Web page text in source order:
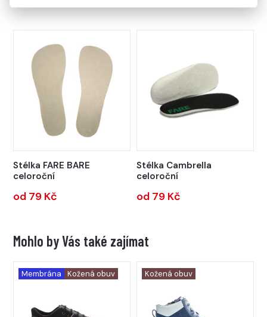
Stélka FARE BARE
celoroční
od 79 Kč
Stélka Cambrella
celoroční
od 79 Kč
Mohlo by Vás také zajímat
Membrána Kožená obuv Kožená obuv